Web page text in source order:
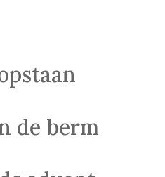
de berm